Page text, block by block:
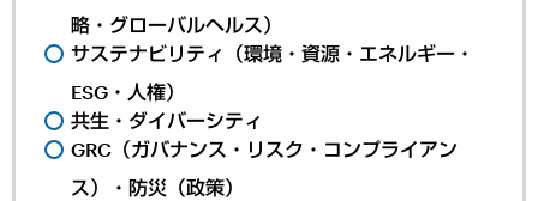
略・グローバルヘルス）
サステナビリティ（環境・資源・エネルギー・
ESG・人権）
共生・ダイバーシティ
GRC（ガバナンス・リスク・コンプライアン
ス）・防災（政策）